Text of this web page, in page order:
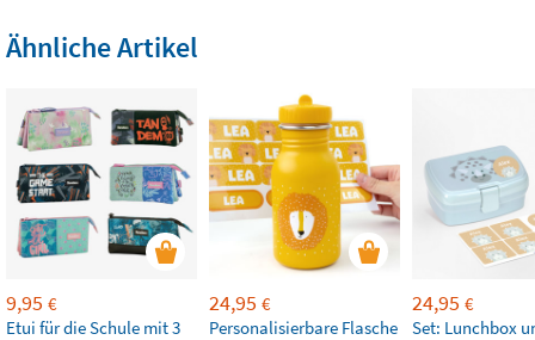
Ähnliche Artikel
9,95 €
Etui für die Schule mit 3
24,95 €
Personalisierbare Flasche
24,95 €
Set: Lunchbox